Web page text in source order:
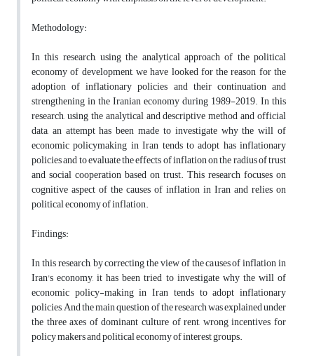
Methodology:
In this research, using the analytical approach of the political
economy of development, we have looked for the reason for the
adoption of inflationary policies and their continuation and
strengthening in the Iranian economy during 1989-2019.In this
research, using the analytical and descriptive method and official
data, an attempt has been made to investigate why the will of
economic policymaking in Iran tends to adopt has inflationary
policies and to evaluate the effects of inflation on the radius of trust
and social cooperation based on trust. This research focuses on
cognitive aspect of the causes of inflation in Iran and relies on
political economy of inflation.
Findings:
In this research, by correcting the view of the causes of inflation in
Iran's economy, it has been tried to investigate why the will of
economic policy-making in Iran tends to adopt inflationary
policies,And the main question of the research was explained under
the three axes of dominant culture of rent, wrong incentives for
policy makers and political economy of interest groups.